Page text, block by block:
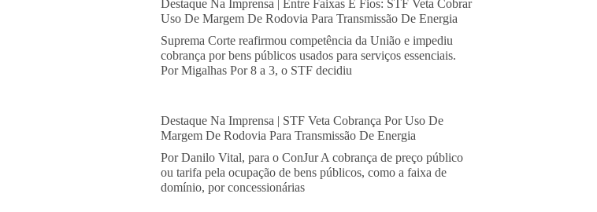
Destaque Na Imprensa | Entre Faixas E Fios: STF Veta Cobrar
Uso De Margem De Rodovia Para Transmissão De Energia
Suprema Corte reafirmou competência da União e impediu
cobrança por bens públicos usados para serviços essenciais.
Por Migalhas Por 8 a 3, o STF decidiu
Destaque Na Imprensa | STF Veta Cobrança Por Uso De
Margem De Rodovia Para Transmissão De Energia
Por Danilo Vital, para o ConJur A cobrança de preço público
ou tarifa pela ocupação de bens públicos, como a faixa de
domínio, por concessionárias